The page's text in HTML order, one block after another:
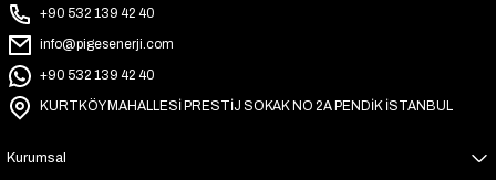
+90 532 139 42 40
info@pigesenerji.com
+90 532 139 42 40
KURTKÖY MAHALLESİ PRESTİJ SOKAK NO 2A PENDİK İSTANBUL
Kurumsal